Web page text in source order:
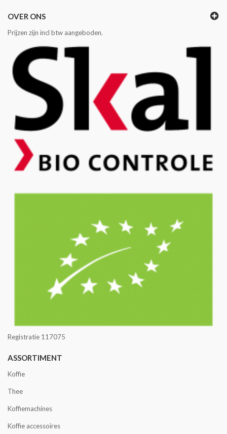
OVER ONS
Prijzen zijn incl btw aangeboden.
Registratie 117075
ASSORTIMENT
Koffie
Thee
Koffiemachines
Koffie accessoires